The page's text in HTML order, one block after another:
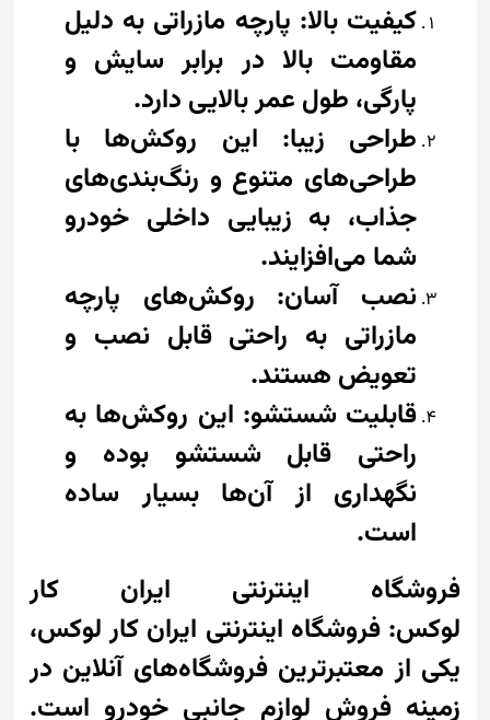
کیفیت بالا: پارچه مازراتی به دلیل
مقاومت بالا در برابر سایش و
پارگی، طول عمر بالایی دارد.
طراحی زیبا: این روکش‌ها با
طراحی‌های متنوع و رنگ‌بندی‌های
جذاب، به زیبایی داخلی خودرو
شما می‌افزایند.
نصب آسان: روکش‌های پارچه
مازراتی به راحتی قابل نصب و
تعویض هستند.
قابلیت شستشو: این روکش‌ها به
راحتی قابل شستشو بوده و
نگهداری از آن‌ها بسیار ساده
است.
فروشگاه اینترنتی ایران کار
لوکس: فروشگاه اینترنتی ایران کار لوکس،
یکی از معتبرترین فروشگاه‌های آنلاین در
زمینه فروش لوازم جانبی خودرو است.